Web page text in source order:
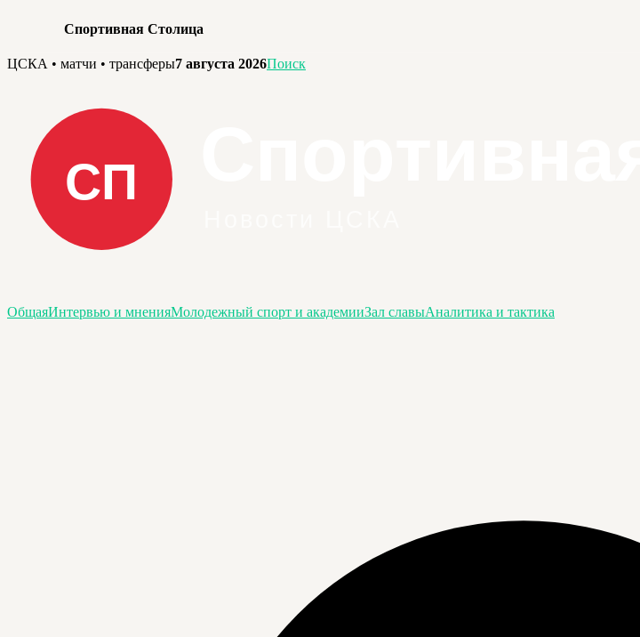
Спортивная Столица
Перейти
содержимому
ЦСКА • матчи • трансферы7 августа 2026Поиск
ОбщаяИнтервью и мненияМолодежный спорт и академииЗал славыАналитика и тактика